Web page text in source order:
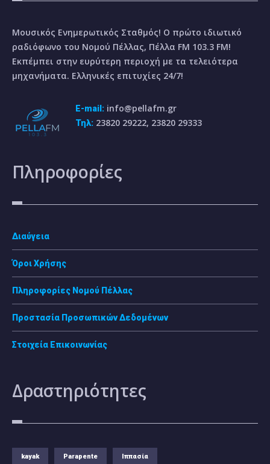
Μουσικός Ενημερωτικός Σταθμός! Ο πρώτο ιδιωτικό
ραδιόφωνο του Νομού Πέλλας, Πέλλα FM 103.3 FM!
Εκπέμπει στην ευρύτερη περιοχή με τα τελειότερα
μηχανήματα. Ελληνικές επιτυχίες 24/7!
E-mail: info@pellafm.gr
Τηλ: 23820 29222, 23820 29333
Πληροφορίες
Διαύγεια
Όροι Χρήσης
Πληροφορίες Νομού Πέλλας
Προστασία Προσωπικών Δεδομένων
Στοιχεία Επικοινωνίας
Δραστηριότητες
kayak Parapente Ιππασία